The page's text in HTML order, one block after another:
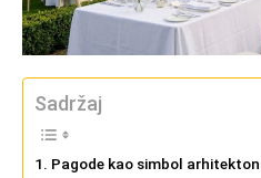
Sadržaj
Pagode kao simbol